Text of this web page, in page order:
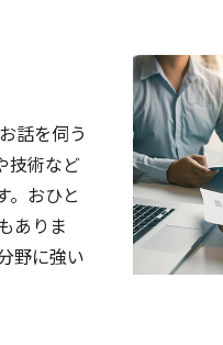
話を伺う
技術など
。おひと
ありま
野に強い